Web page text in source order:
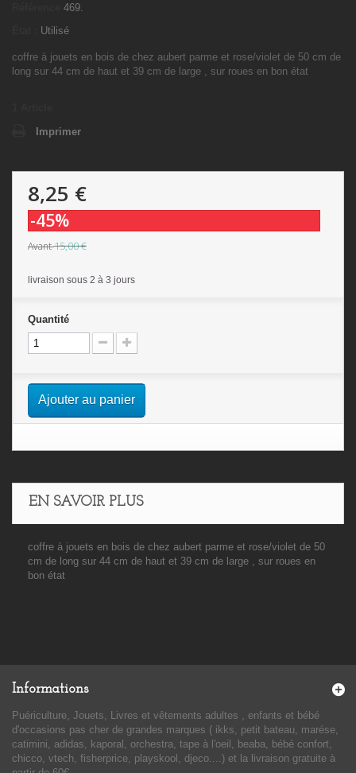
469.
Utilisé
coffre à jouets en bois de chez aubert parme et rose/violet de 50 cm de
long sur 44 cm de haut et 39 cm de large , sur roues en bon état
Imprimer
8,25 €
-45%
Avant15,00 €
livraison sous 2 à 3 jours
Quantité
Ajouter au panier
EN SAVOIR PLUS
coffre à jouets en bois de chez aubert parme et rose/violet de 50
cm de long sur 44 cm de haut et 39 cm de large , sur roues en
bon état
Informations
Puériculture, Jouets, Livres et vêtements adultes , enfants et bébé
d'occasions pas cher de grandes marques ( ikks, petit bateau, marése,
catimini, adidas, kaporal, orchestra, tape à l'oeil, beaba, bébé confort,
chicco, vtech, fisherprice, playskool, djeco....) et la livraison gratuite à